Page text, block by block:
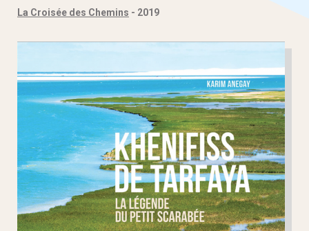
La Croisée des Chemins - 2019